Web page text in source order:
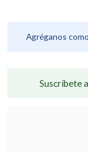
Agréganos
Suscríbete